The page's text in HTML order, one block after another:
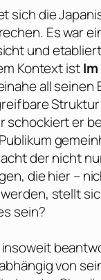
sich die
Es war
und
Kontext ist
all
er
der nicht
die hier –
stellt
sein?
von